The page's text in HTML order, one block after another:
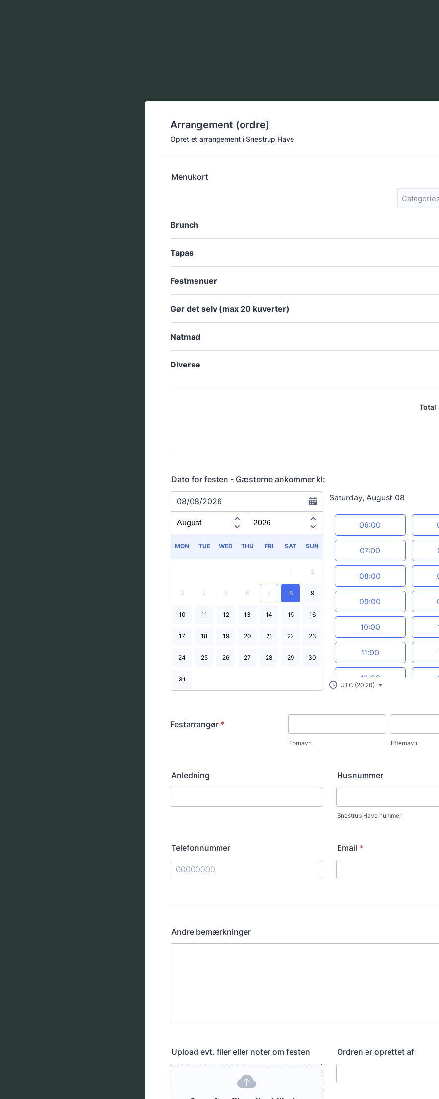
Arrangement (ordre)
Opret et arrangement i Snestrup Have
Menukort
Brunch
Tapas
Festmenuer
Gør det selv (max 20 kuverter)
Natmad
Diverse
Total
Dato for festen - Gæsterne ankommer kl:
08/08/2026
MON TUE WED THU FRI SAT SUN
1 2
3 4 5 6 7 8 9
10 11 12 13 14 15 16
17 18 19 20 21 22 23
24 25 26 27 28 29 30
31
Saturday, August 08
Appointment time
06:00
07:00
08:00
09:00
10:00
11:00
12:00
16:00
17:00
20:00
UTC (20:20)
Festarrangør *
Fornavn Efternavn
Anledning Husnummer
Snestrup Have nummer
Telefonnummer Email *
Andre bemærkninger
Upload evt. filer eller noter om festen Ordren er oprettet af: